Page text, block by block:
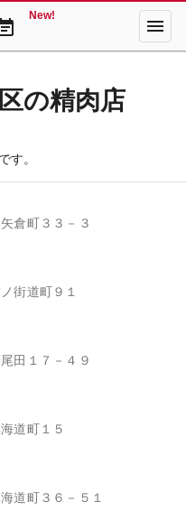
New! menu
の精肉店
す。
倉町３３－３
街道町９１
田１７－４９
道町１５
道町３６－５１